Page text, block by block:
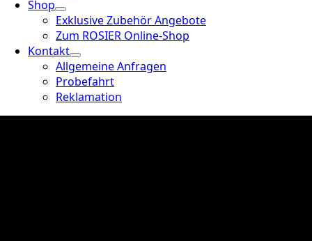
Shop
Exklusive Zubehör Angebote
Zum ROSIER Online-Shop
Kontakt
Allgemeine Anfragen
Probefahrt
Reklamation